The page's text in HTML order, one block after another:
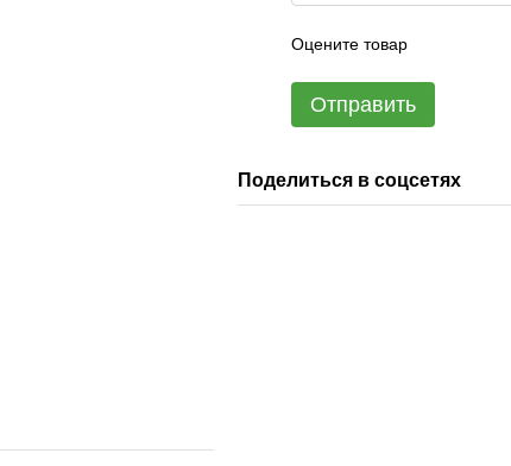
Оцените товар
Отправить
Поделиться в соцсетях